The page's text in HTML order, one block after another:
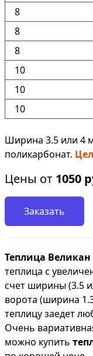
8
8
8
10
10
10
Ширина 3.5 или 4
поликарбонат.
Цены от 1050
Заказать
Теплица Великан
теплица с
счет ширины (3.5
ворота (ширина
теплицу заедет
Очень
можно купить